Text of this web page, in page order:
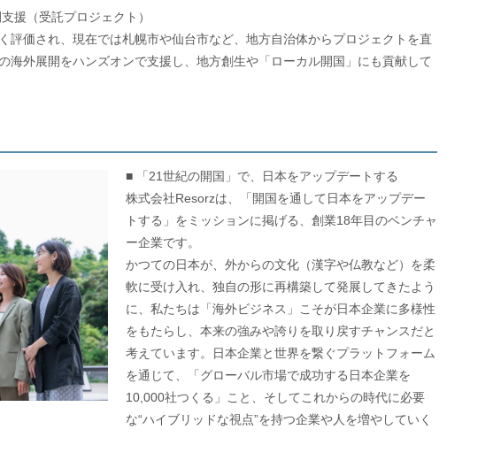
援（受託プロジェクト）
評価され、現在では札幌市や仙台市など、地方自治体からプロジェクトを直
海外展開をハンズオンで支援し、地方創生や「ローカル開国」にも貢献して
■ 「21世紀の開国」で、日本をアップデートする
株式会社Resorzは、「開国を通して日本をアップデー
トする」をミッションに掲げる、創業18年目のベンチャ
ー企業です。
かつての日本が、外からの文化（漢字や仏教など）を柔
軟に受け入れ、独自の形に再構築して発展してきたよう
に、私たちは「海外ビジネス」こそが日本企業に多様性
をもたらし、本来の強みや誇りを取り戻すチャンスだと
考えています。日本企業と世界を繋ぐプラットフォーム
を通じて、「グローバル市場で成功する日本企業を
10,000社つくる」こと、そしてこれからの時代に必要
な“ハイブリッドな視点”を持つ企業や人を増やしていく